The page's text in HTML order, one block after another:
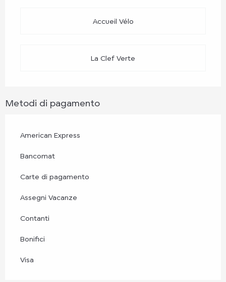
Accueil Vélo
La Clef Verte
Metodi di pagamento
American Express
Bancomat
Carte di pagamento
Assegni Vacanze
Contanti
Bonifici
Visa